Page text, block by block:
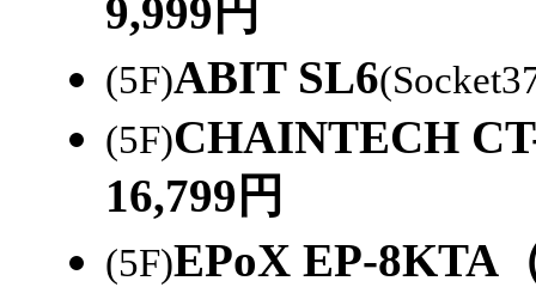
9,999円
(5F)ABIT SL6
(5F)CHAINTECH
16,799円
(5F)EPoX EP-8KTA